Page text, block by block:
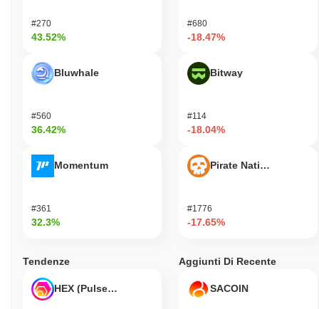
#270
43.52%
Bluwhale
#560
36.42%
Momentum
#361
32.3%
#680
-18.47%
Bitway
#114
-18.04%
Pirate Nation Token
#1776
-17.65%
Tendenze
HEX (Pulsechain)
Aggiunti Di Recente
SACOIN